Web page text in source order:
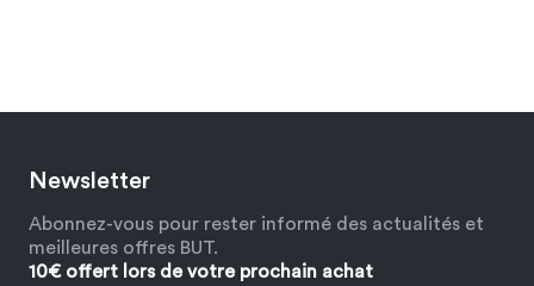
Newsletter
Abonnez-vous pour rester informé des actualités et
meilleures offres BUT.
10€ offert lors de votre prochain achat